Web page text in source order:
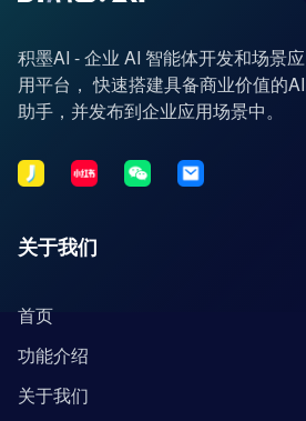
积墨AI - 企业 AI 智能体开发和场景应
用平台， 快速搭建具备商业价值的AI
助手，并发布到企业应用场景中。
关于我们
首页
功能介绍
关于我们